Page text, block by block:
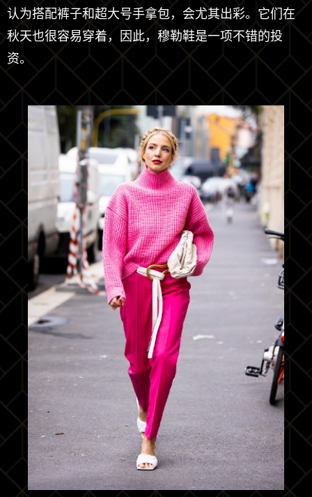
认为搭配裤子和超大号手拿包，会尤其出彩。它们在
秋天也很容易穿着，因此，穆勒鞋是一项不错的投
资。